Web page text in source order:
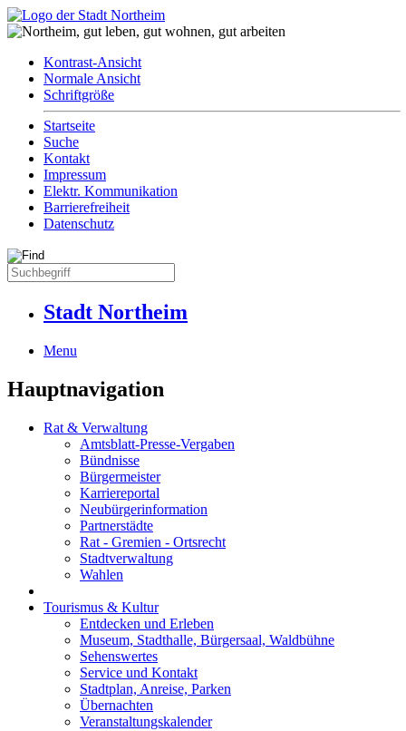
Kontrast-Ansicht
Normale Ansicht
Schriftgröße
Startseite
Suche
Kontakt
Impressum
Elektr. Kommunikation
Barrierefreiheit
Datenschutz
Stadt Northeim
Menu
Hauptnavigation
Rat & Verwaltung
Amtsblatt-Presse-Vergaben
Bündnisse
Bürgermeister
Karriereportal
Neubürgerinformation
Partnerstädte
Rat - Gremien - Ortsrecht
Stadtverwaltung
Wahlen
Tourismus & Kultur
Entdecken und Erleben
Museum, Stadthalle, Bürgersaal, Waldbühne
Sehenswertes
Service und Kontakt
Stadtplan, Anreise, Parken
Übernachten
Veranstaltungskalender